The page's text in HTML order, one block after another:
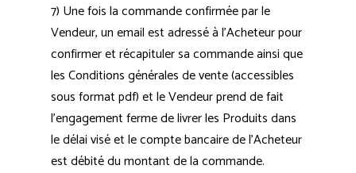
7) Une fois la commande confirmée par le
Vendeur, un email est adressé à l’Acheteur pour
confirmer et récapituler sa commande ainsi que
les Conditions générales de vente (accessibles
sous format pdf) et le Vendeur prend de fait
l’engagement ferme de livrer les Produits dans
le délai visé et le compte bancaire de l’Acheteur
est débité du montant de la commande.